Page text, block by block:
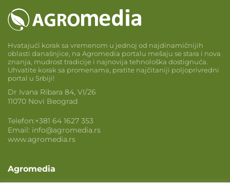
Hvatajući korak sa vremenom u jednoj od najdinamičnijih
oblasti današnjice, na Agromedia portalu mešaju se stara i nova
znanja, mudrost tradicije i najnovija tehnološka dostignuća.
Uhvatite korak sa promenama, pratite najčitaniji poljoprivredni
portal u Srbiji!
Dr Ivana Ribara 84, VI/26
11070 Novi Beograd
Telefon:+381 64 1627 353
Email: info@agromedia.rs
www.agromedia.rs
Agromedia